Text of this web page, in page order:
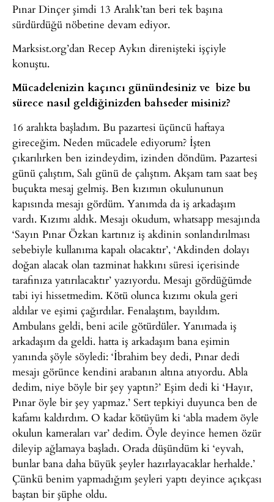
Pınar Dinçer şimdi 13 Aralık’tan beri tek başına
sürdürdüğü nöbetine devam ediyor.
Marksist.org’dan Recep Aykın direnişteki işçiyle
konuştu.
Mücadelenizin kaçıncı günündesiniz ve bize bu
sürece nasıl geldiğinizden bahseder misiniz?
16 aralıkta başladım. Bu pazartesi üçüncü haftaya
gireceğim. Neden mücadele ediyorum? İşten
çıkarılırken ben izindeydim, izinden döndüm. Pazartesi
günü çalıştım, Salı günü de çalıştım. Akşam tam saat beş
buçukta mesaj gelmiş. Ben kızımın okulununun
kapısında mesajı gördüm. Yanımda da iş arkadaşım
vardı. Kızımı aldık. Mesajı okudum, whatsapp mesajında
‘Sayın Pınar Özkan kartınız iş akdinin sonlandırılması
sebebiyle kullanıma kapalı olacaktır’, ‘Akdinden dolayı
doğan alacak olan tazminat hakkını süresi içerisinde
tarafınıza yatırılacaktır’ yazıyordu. Mesajı gördüğümde
tabi iyi hissetmedim. Kötü olunca kızımı okula geri
aldılar ve eşimi çağırdılar. Fenalaştım, bayıldım.
Ambulans geldi, beni acile götürdüler. Yanımada iş
arkadaşım da geldi. hatta iş arkadaşım bana eşimin
yanında şöyle söyledi: ‘İbrahim bey dedi, Pınar dedi
mesajı görünce kendini arabanın altına atıyordu. Abla
dedim, niye böyle bir şey yaptın?’ Eşim dedi ki ‘Hayır,
Pınar öyle bir şey yapmaz.’ Sert tepkiyi duyunca ben de
kafamı kaldırdım. O kadar kötüyüm ki ‘abla madem öyle
okulun kameraları var’ dedim. Öyle deyince hemen özür
dileyip ağlamaya başladı. Orada düşündüm ki ‘eyvah,
bunlar bana daha büyük şeyler hazırlayacaklar herhalde.’
Çünkü benim yapmadığım şeyleri yaptı deyince açıkçası
baştan bir şüphe oldu.